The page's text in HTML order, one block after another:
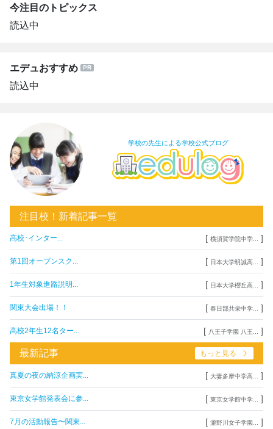
今注目のトピックス
読込中
エデュおすすめ
読込中
学校の先生による学校公式ブログ
注目校！新着記事一覧
高校･インター... [ 横須賀学院中学... ]
第1回オープンスク... [ 日本大学明誠高... ]
1年生対象進路説明... [ 日本大学櫻丘高... ]
関東大会出場！！ [ 春日部共栄中学... ]
高校2年生12名ター... [ 八王子学園 八王... ]
最新記事 もっと見る
真夏の夜の納涼企画実... [ 大妻多摩中学高... ]
東京女学館発表会に参... [ 東京女学館中学... ]
7月の活動報告〜関東... [ 瀧野川女子学園... ]